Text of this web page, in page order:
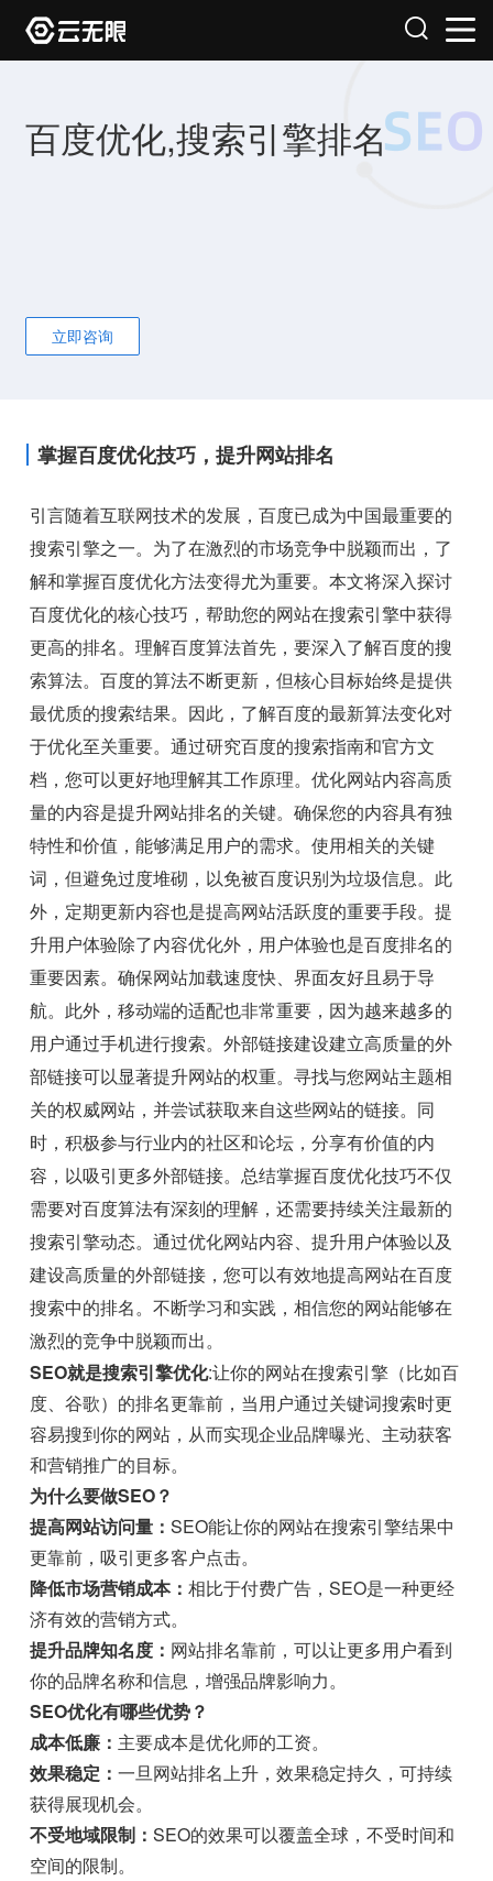
百度优化,搜索引擎排名
立即咨询
掌握百度优化技巧，提升网站排名
引言随着互联网技术的发展，百度已成为中国最重要的
搜索引擎之一。为了在激烈的市场竞争中脱颖而出，了
解和掌握百度优化方法变得尤为重要。本文将深入探讨
百度优化的核心技巧，帮助您的网站在搜索引擎中获得
更高的排名。理解百度算法首先，要深入了解百度的搜
索算法。百度的算法不断更新，但核心目标始终是提供
最优质的搜索结果。因此，了解百度的最新算法变化对
于优化至关重要。通过研究百度的搜索指南和官方文
档，您可以更好地理解其工作原理。优化网站内容高质
量的内容是提升网站排名的关键。确保您的内容具有独
特性和价值，能够满足用户的需求。使用相关的关键
词，但避免过度堆砌，以免被百度识别为垃圾信息。此
外，定期更新内容也是提高网站活跃度的重要手段。提
升用户体验除了内容优化外，用户体验也是百度排名的
重要因素。确保网站加载速度快、界面友好且易于导
航。此外，移动端的适配也非常重要，因为越来越多的
用户通过手机进行搜索。外部链接建设建立高质量的外
部链接可以显著提升网站的权重。寻找与您网站主题相
关的权威网站，并尝试获取来自这些网站的链接。同
时，积极参与行业内的社区和论坛，分享有价值的内
容，以吸引更多外部链接。总结掌握百度优化技巧不仅
需要对百度算法有深刻的理解，还需要持续关注最新的
搜索引擎动态。通过优化网站内容、提升用户体验以及
建设高质量的外部链接，您可以有效地提高网站在百度
搜索中的排名。不断学习和实践，相信您的网站能够在
激烈的竞争中脱颖而出。
SEO就是搜索引擎优化:让你的网站在搜索引擎（比如百
度、谷歌）的排名更靠前，当用户通过关键词搜索时更
容易搜到你的网站，从而实现企业品牌曝光、主动获客
和营销推广的目标。
为什么要做SEO？
提高网站访问量：SEO能让你的网站在搜索引擎结果中
更靠前，吸引更多客户点击。
降低市场营销成本：相比于付费广告，SEO是一种更经
济有效的营销方式。
提升品牌知名度： 网站排名靠前，可以让更多用户看到
你的品牌名称和信息，增强品牌影响力。
SEO优化有哪些优势？
成本低廉： 主要成本是优化师的工资。
效果稳定：一旦网站排名上升，效果稳定持久，可持续
获得展现机会。
不受地域限制：SEO的效果可以覆盖全球，不受时间和
空间的限制。